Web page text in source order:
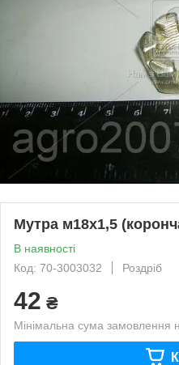
Мутра м18х1,5
В наявності
Код: 70-3003032
Роздріб
42 ₴
Мінімальна сума замовлення